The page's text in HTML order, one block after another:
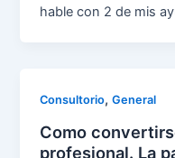
hable con 2 de mis
Consultorio,General
Como
profesional. La